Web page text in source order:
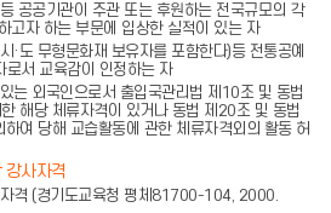
공공기관이 주관 또는 후원하는 전국규모의 각
고자 하는 부문에 입상한 실적이 있는 자
·도 무형문화재 보유자를 포함한다)등 전통공예
로서 교육감이 인정하는 자
는 외국인으로서 출입국관리법 제10조 및 동법
해당 체류자격이 있거나 동법 제20조 및 동법
여 당해 교습활동에 관한 체류자격외의 활동 허
강사자격
격 (경기도교육청 평체81700-104, 2000.